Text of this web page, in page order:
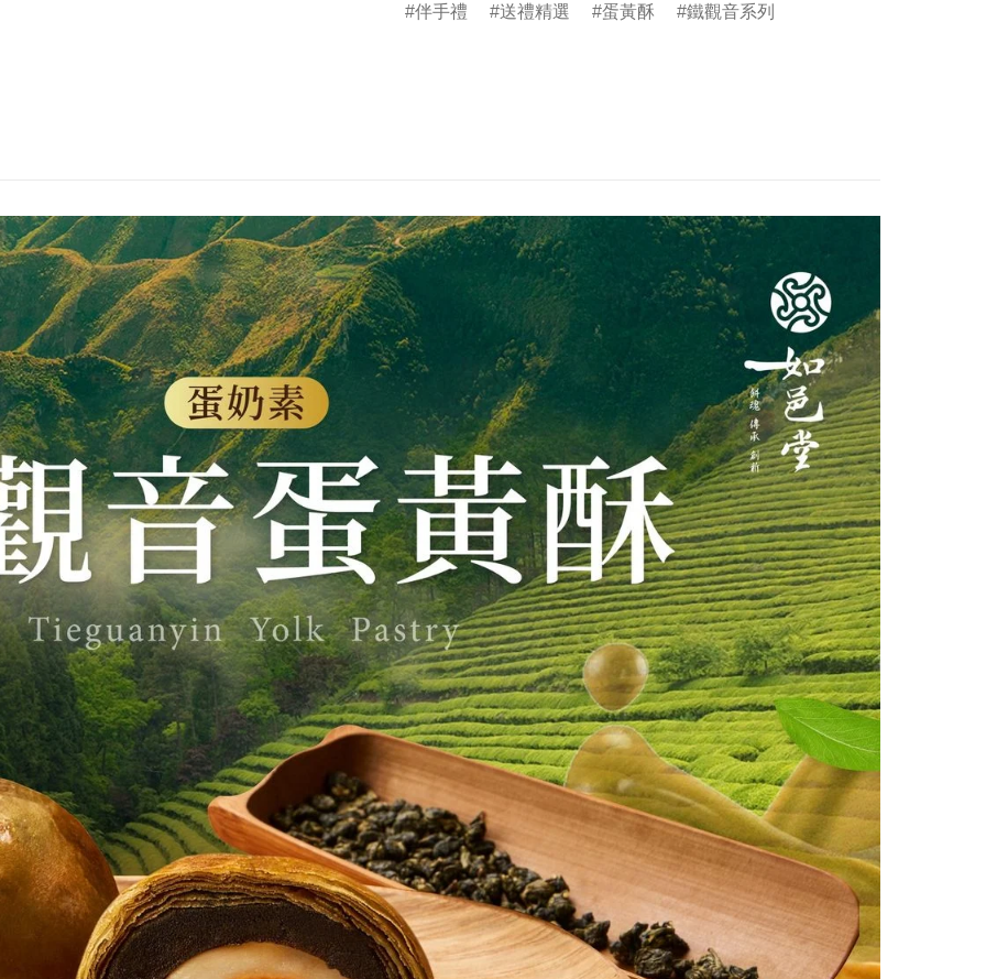
伴手禮 送禮精選 蛋黃酥 鐵觀音系列